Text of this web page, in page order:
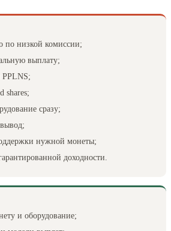
по низкой комиссии;
выплату;
PPLNS;
shares;
сразу;
нужной монеты;
доходности.
и оборудование;